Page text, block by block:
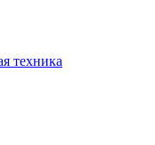
техника